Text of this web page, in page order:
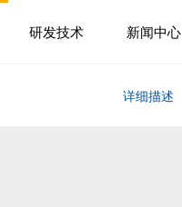
研发技术 新闻中心
详细描述